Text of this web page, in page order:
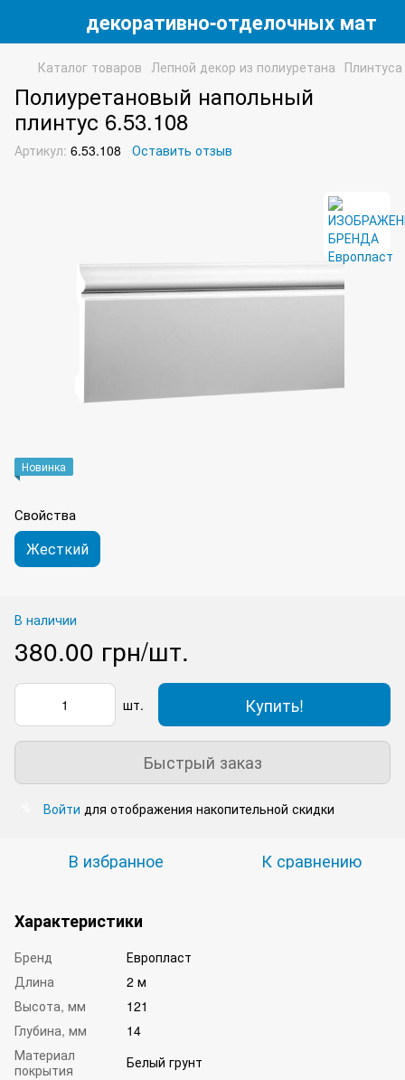
декоративно-отделочных
Каталог товаров Лепной декор из полиуретана
Полиуретановый напольный
плинтус 6.53.108
Артикул: 6.53.108 Оставить отзыв
Новинка
Свойства
Жесткий
В наличии
380.00 грн/шт.
шт. Купить!
Быстрый заказ
Войти для отображения накопительной скидки
В избранное К сравнению
Характеристики
Бренд
Европласт
Длина
2 м
Высота, мм
121
Глубина, мм
14
Материал
покрытия
Белый грунт